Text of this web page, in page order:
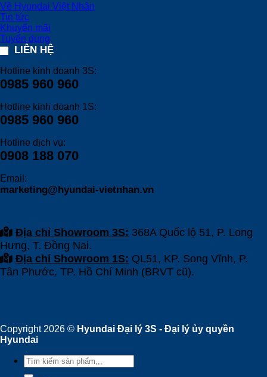
Về Hyundai Việt Nhân
Tin tức
Khuyến mãi
Tuyển dụng
LIÊN HỆ
Hotline kinh doanh 3S:
0985 960 960
Hotline kinh doanh 1S:
0985 960 960
Hotline dịch vụ:
0908 188 070
Email:
marketing@hyundai-vietnhan.vn
Địa chỉ Showroom 3S: 368A Quốc lộ 51, P. Long
Hưng, T. Đồng Nai.
Địa chỉ Showroom 1S: QL51, KP. Song Vĩnh, P.
Tân Phước, TP. Hồ Chí Minh (BRVT cũ).
Copyright 2026 © Hyundai Đại lý 3S - Đại lý ủy quyền
Hyundai
Tìm
kiếm: